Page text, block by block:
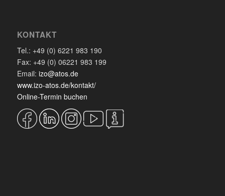
KONTAKT
Tel.: +49 (0) 6221 983 190
Fax: +49 (0) 06221 983 199
Email: izo@atos.de
www.izo-atos.de/kontakt/
Online-Termin buchen